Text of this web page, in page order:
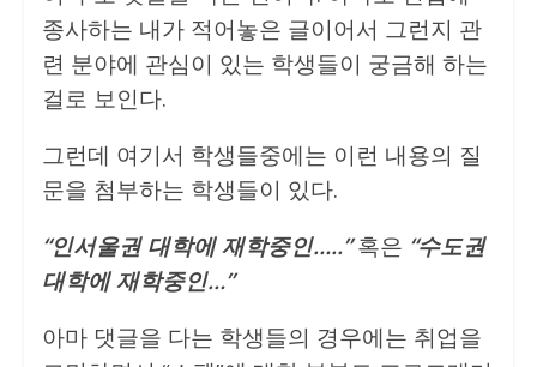
종사하는 내가 적어놓은 글이어서 그런지 관
련 분야에 관심이 있는 학생들이 궁금해 하는
걸로 보인다.
그런데 여기서 학생들중에는 이런 내용의 질
문을 첨부하는 학생들이 있다.
“인서울권 대학에 재학중인…..” 혹은 “수도권
대학에 재학중인…”
아마 댓글을 다는 학생들의 경우에는 취업을